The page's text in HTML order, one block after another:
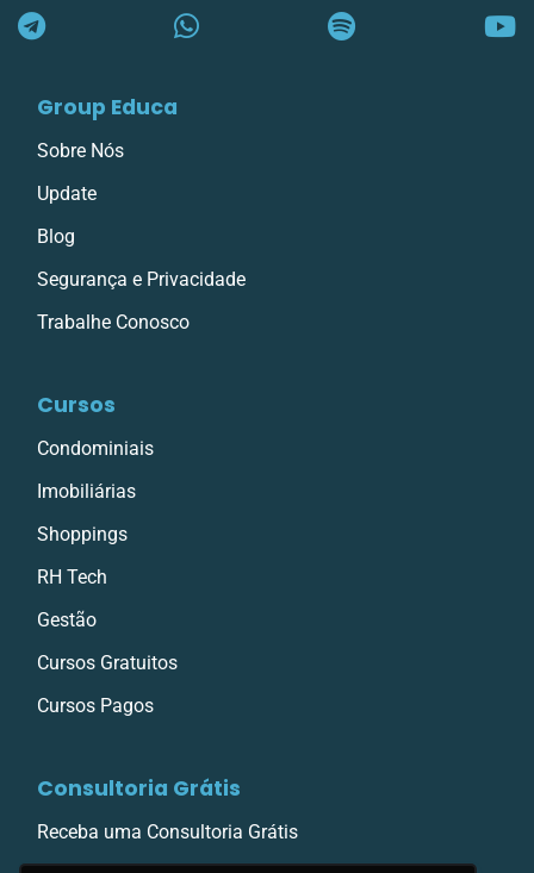
Group Educa
Sobre Nós
Update
Blog
Segurança e Privacidade
Trabalhe Conosco
Cursos
Condominiais
Imobiliárias
Shoppings
RH Tech
Gestão
Cursos Gratuitos
Cursos Pagos
Consultoria Grátis
Receba uma Consultoria Grátis